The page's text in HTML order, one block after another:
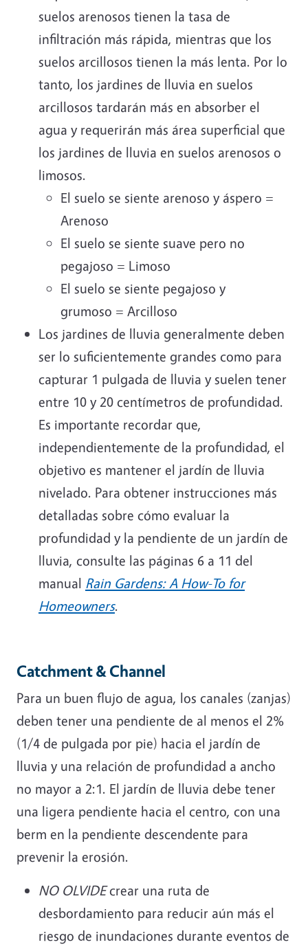
suelos arenosos tienen la tasa de
infiltración más rápida, mientras que los
suelos arcillosos tienen la más lenta. Por lo
tanto, los jardines de lluvia en suelos
arcillosos tardarán más en absorber el
agua y requerirán más área superficial que
los jardines de lluvia en suelos arenosos o
limosos.
El suelo se siente arenoso y áspero =
Arenoso
El suelo se siente suave pero no
pegajoso = Limoso
El suelo se siente pegajoso y
grumoso = Arcilloso
Los jardines de lluvia generalmente deben
ser lo suficientemente grandes como para
capturar 1 pulgada de lluvia y suelen tener
entre 10 y 20 centímetros de profundidad.
Es importante recordar que,
independientemente de la profundidad, el
objetivo es mantener el jardín de lluvia
nivelado. Para obtener instrucciones más
detalladas sobre cómo evaluar la
profundidad y la pendiente de un jardín de
lluvia, consulte las páginas 6 a 11 del
manual Rain Gardens: A How-To for
Homeowners.
Catchment & Channel
Para un buen flujo de agua, los canales (zanjas)
deben tener una pendiente de al menos el 2%
(1/4 de pulgada por pie) hacia el jardín de
lluvia y una relación de profundidad a ancho
no mayor a 2:1. El jardín de lluvia debe tener
una ligera pendiente hacia el centro, con una
berm en la pendiente descendente para
prevenir la erosión.
NO OLVIDEcrear una ruta de
desbordamiento para reducir aún más el
riesgo de inundaciones durante eventos de